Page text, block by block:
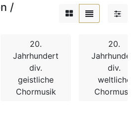
/
20.
Jahrhundert
div.
geistliche
Chormusik
20.
div.
weltliche
Chormusik